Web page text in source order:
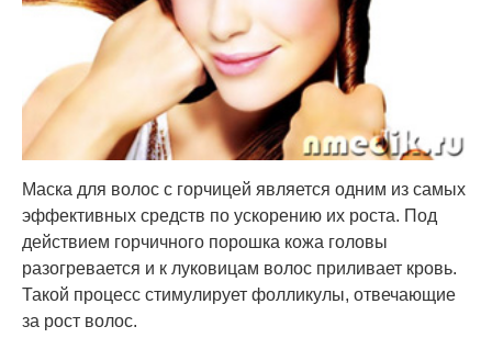
Маска для волос с горчицей является одним из самых
эффективных средств по ускорению их роста. Под
действием горчичного порошка кожа головы
разогревается и к луковицам волос приливает кровь.
Такой процесс стимулирует фолликулы, отвечающие
за рост волос.